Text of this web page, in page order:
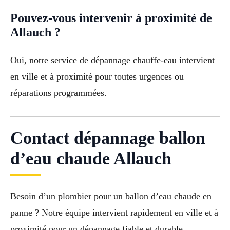
Pouvez-vous intervenir à proximité de
Allauch ?
Oui, notre service de dépannage chauffe-eau intervient
en ville et à proximité pour toutes urgences ou
réparations programmées.
Contact dépannage ballon
d’eau chaude Allauch
Besoin d’un plombier pour un ballon d’eau chaude en
panne ? Notre équipe intervient rapidement en ville et à